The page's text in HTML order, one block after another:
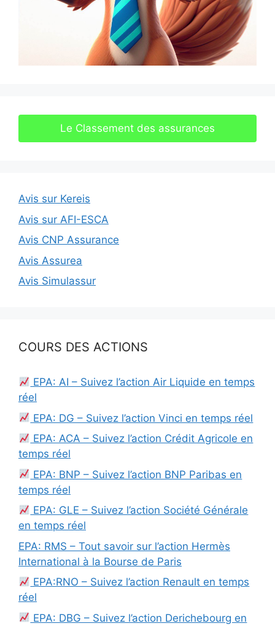
Le Classement des assurances
Avis sur Kereis
Avis sur AFI-ESCA
Avis CNP Assurance
Avis Assurea
Avis Simulassur
COURS DES ACTIONS
EPA: AI – Suivez l’action Air Liquide en temps
réel
EPA: DG – Suivez l’action Vinci en temps réel
EPA: ACA – Suivez l’action Crédit Agricole en
temps réel
EPA: BNP – Suivez l’action BNP Paribas en
temps réel
EPA: GLE – Suivez l’action Société Générale
en temps réel
EPA: RMS – Tout savoir sur l’action Hermès
International à la Bourse de Paris
EPA:RNO – Suivez l’action Renault en temps
réel
EPA: DBG – Suivez l’action Derichebourg en